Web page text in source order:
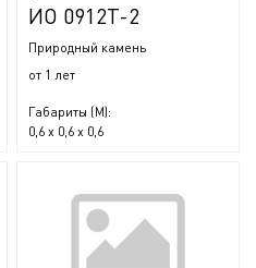
ИО 0912Т-2
Природный камень
от 1 лет
Габариты (М):
0,6 x 0,6 х 0,6